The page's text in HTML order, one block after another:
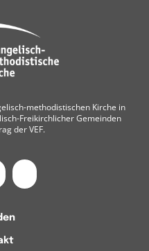
methodistischen Kirche in
Freikirchlicher Gemeinden
der VEF.